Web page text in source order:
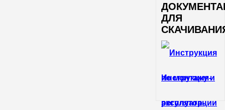
ДЛЯ
Инструкция-
регулятор-